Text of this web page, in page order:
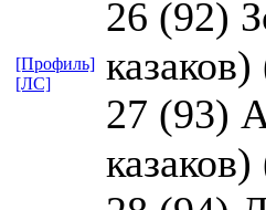
26 (92)
27 (93)
[Профиль]
[ЛС]